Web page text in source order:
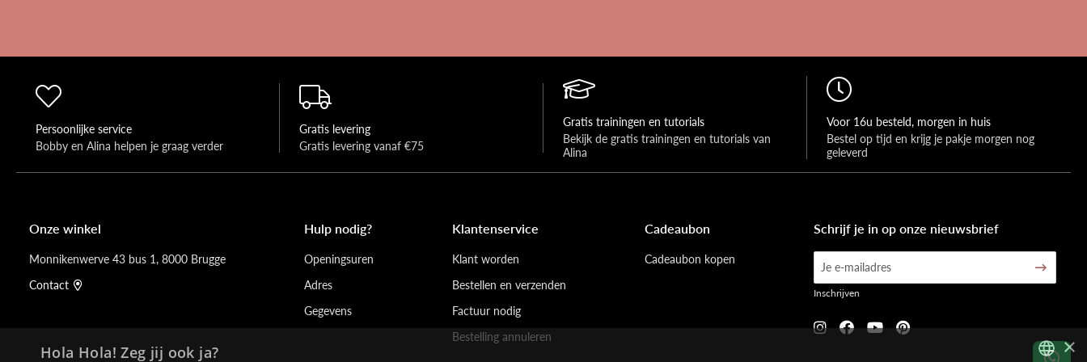
Persoonlijke service
Bobby en Alina helpen je graag verder
Gratis levering
Gratis levering vanaf €75
Gratis trainingen en tutorials
Bekijk de gratis trainingen en tutorials van
Alina
Voor 16u besteld, morgen in huis
Bestel op tijd en krijg je pakje morgen nog
geleverd
Onze winkel
Monnikenwerve 43 bus 1, 8000 Brugge
Contact
Hulp nodig?
Openingsuren
Adres
Gegevens
Klantenservice
Klant worden
Bestellen en verzenden
Factuur nodig
Bestelling annuleren
Cadeaubon
Cadeaubon kopen
Schrijf je in op onze nieuwsbrief
Inschrijven
×
Hola Hola! Zeg jij ook ja?